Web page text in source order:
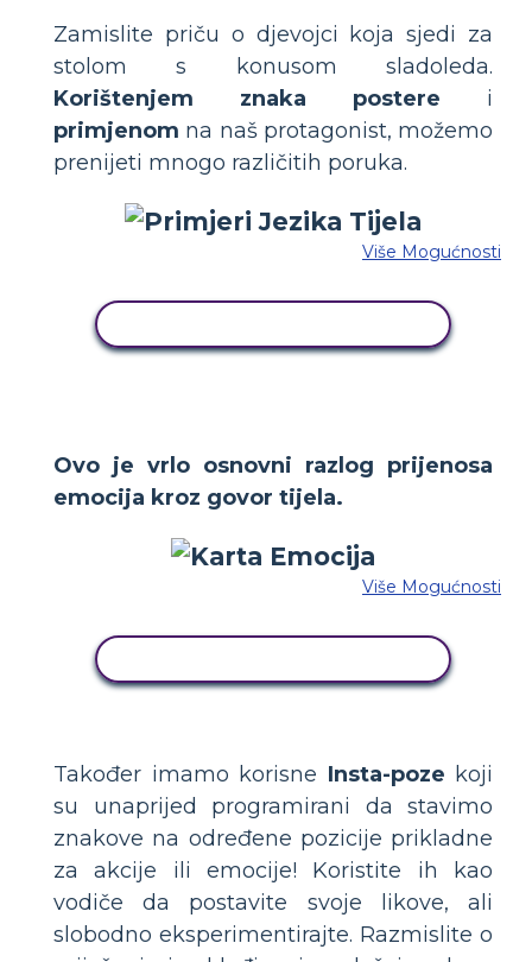
Zamislite priču o djevojci koja sjedi za
stolom s konusom sladoleda.
Korištenjem znaka postere i
primjenom na naš protagonist, možemo
prenijeti mnogo različitih poruka.
Više Mogućnosti
Ovo je vrlo osnovni razlog prijenosa
emocija kroz govor tijela.
Više Mogućnosti
Također imamo korisne Insta-poze koji
su unaprijed programirani da stavimo
znakove na određene pozicije prikladne
za akcije ili emocije! Koristite ih kao
vodiče da postavite svoje likove, ali
slobodno eksperimentirajte. Razmislite o